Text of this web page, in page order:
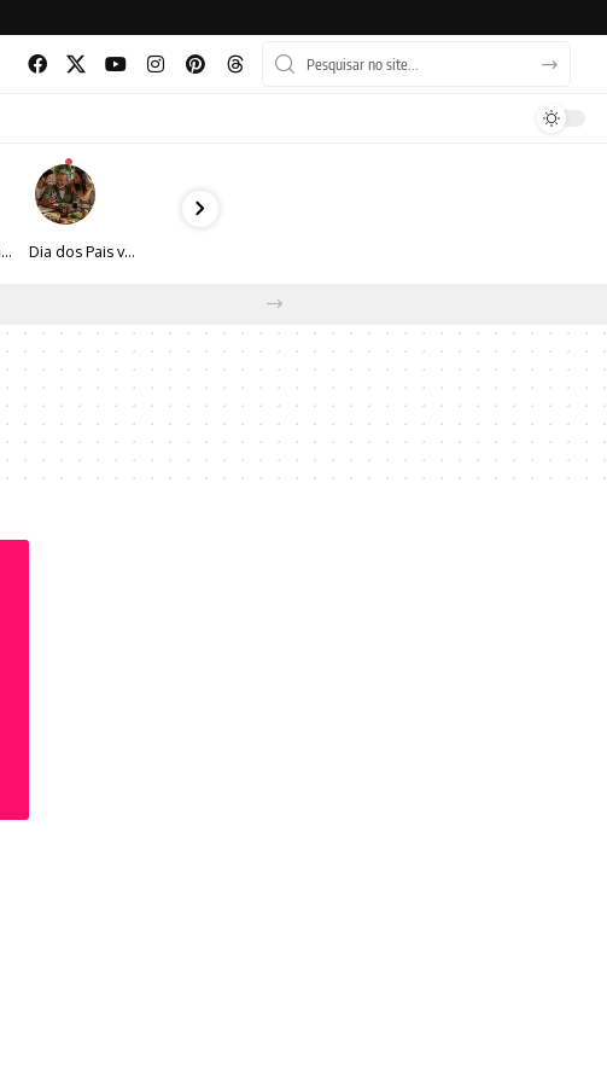
Monique Camacho é homenageada no Prêmio Gênios da Atualidade 2026 Dia dos Pais vai além do almoço: como transformar a data em experiência, afeto e boas escolhas